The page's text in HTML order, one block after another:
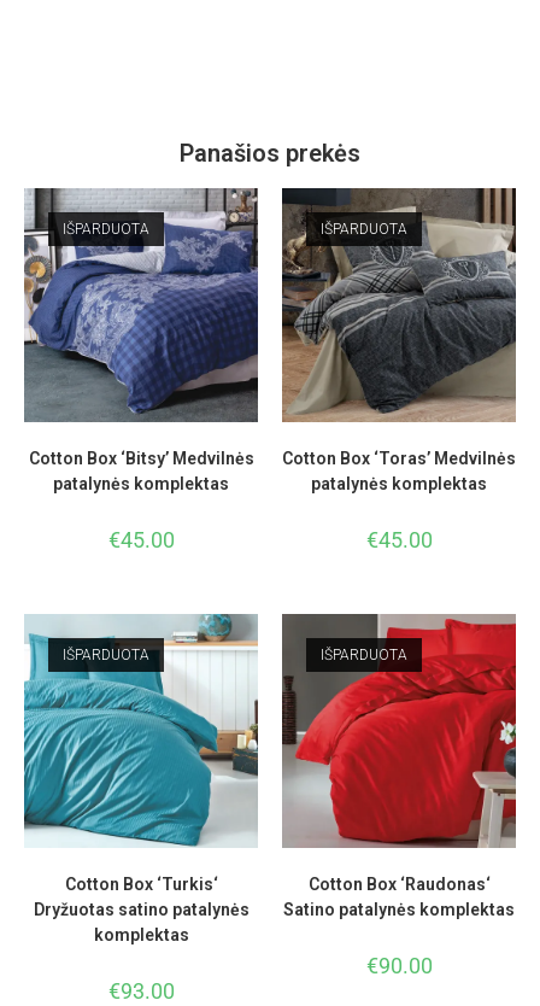
Panašios prekės
IŠPARDUOTA
Cotton Box ‘Bitsy’ Medvilnės
patalynės komplektas
€45.00
IŠPARDUOTA
Cotton Box ‘Toras’ Medvilnės
patalynės komplektas
€45.00
IŠPARDUOTA
Cotton Box ‘Turkis‘
Dryžuotas satino patalynės
komplektas
€93.00
IŠPARDUOTA
Cotton Box ‘Raudonas‘
Satino patalynės komplektas
€90.00